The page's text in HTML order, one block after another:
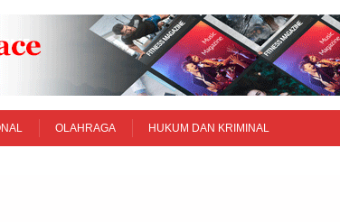
OLAHRAGA HUKUM DAN KRIMINAL